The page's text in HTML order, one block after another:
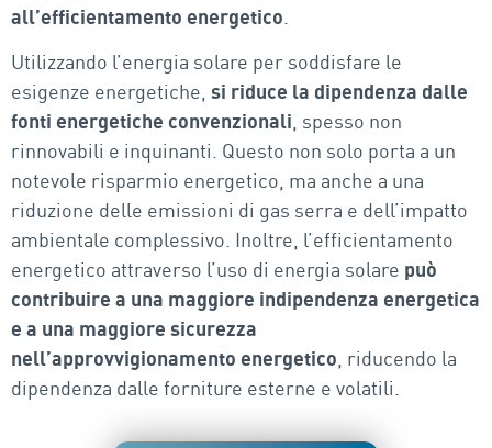
all’efficientamento energetico
Utilizzando l’energia solare per soddisfare le
esigenze energetiche, si riduce la dipendenza dalle
fonti energetiche convenzionali , spesso non
rinnovabili e inquinanti. Questo non solo porta a un
notevole risparmio energetico, ma anche a una
riduzione delle emissioni di gas serra e dell’impatto
ambientale complessivo. Inoltre, l’efficientamento
energetico attraverso l’uso di energia solare può
contribuire a una maggiore indipendenza energetica
e a una maggiore sicurezza
nell’approvvigionamento energetico , riducendo la
dipendenza dalle forniture esterne e volatili.